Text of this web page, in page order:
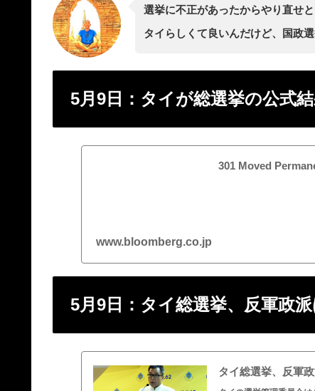
選挙に不正があったからやり直せ
タイらしくて良いんだけど、国政
5月9日：タイが総選挙の公式
301 Moved
www.bloomberg.co.jp
5月9日：タイ総選挙、反軍政
タイ総選挙、反軍